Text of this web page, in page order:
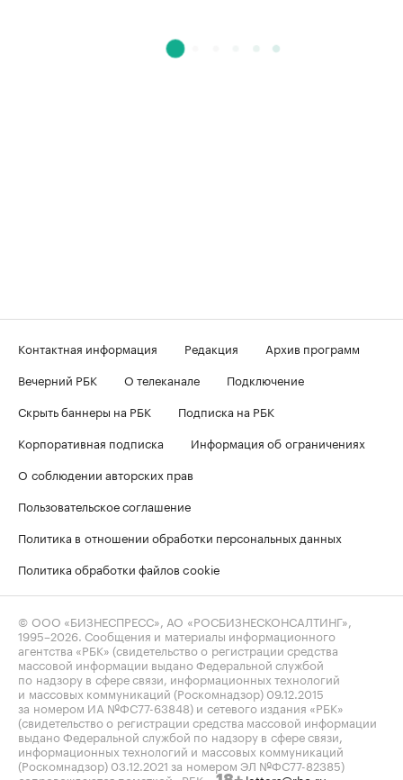
Контактная информация Редакция
Архив программ
Вечерний РБК
О телеканале
Подключение
Скрыть баннеры на РБК
Подписка на РБК
Корпоративная подписка
Информация об ограничениях
О соблюдении авторских прав
Пользовательское соглашение
Политика в отношении обработки персональных данных
Политика обработки файлов cookie
© ООО «БИЗНЕСПРЕСС», АО «РОСБИЗНЕСКОНСАЛТИНГ»,
1995–2026 . Сообщения и материалы информационного
агентства «РБК» (свидетельство о регистрации средства
массовой информации выдано Федеральной службой
по надзору в сфере связи, информационных технологий
и массовых коммуникаций (Роскомнадзор) 09.12.2015
за номером ИА №ФС77-63848) и сетевого издания «РБК»
(свидетельство о регистрации средства массовой информации
выдано Федеральной службой по надзору в сфере связи,
информационных технологий и массовых коммуникаций
(Роскомнадзор) 03.12.2021 за номером ЭЛ №ФС77-82385)